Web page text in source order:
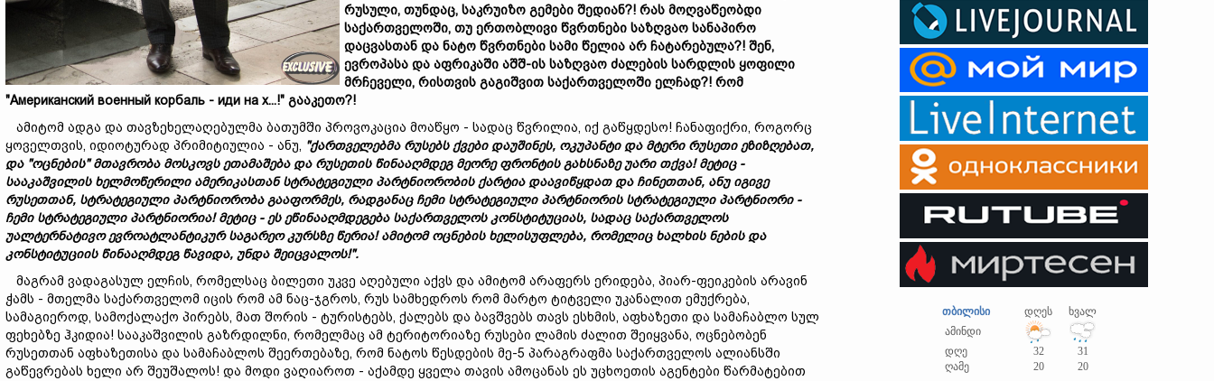
რუსული, თუნდაც, საკრუიზო გემები შედიან?! რას მოღვაწეობდი
საქართველოში, თუ ერთობლივი წვრთნები საზღვაო სანაპირო
დაცვასთან და ნატო წვრთნები სამი წელია არ ჩატარებულა?! შენ,
ევროპასა და აფრიკაში აშშ-ის საზღვაო ძალების სარდლის ყოფილი
მრჩეველი, რისთვის გაგიშვით საქართველოში ელჩად?! რომ
"Американский военный корбаль - иди на х...!" გააკეთო?!
ამიტომ ადგა და თავზეხელაღებულმა ბათუმში პროვოკაცია მოაწყო - სადაც წვრილია, იქ გაწყდესო! ჩანაფიქრი, როგორც
ყოველთვის, იდიოტურად პრიმიტიულია - ანუ, "ქართველებმა რუსებს ქვები დაუშინეს, ოკუპანტი და მტერი რუსეთი ეზიზღებათ,
და "ოცნების"მთავრობა მოსკოვს ეთამაშება და რუსეთის წინააღმდეგ მეორეფრონტისგახსნაზეუარი თქვა!მეტიც -
სააკაშვილის ხელმოწერილი ამერიკასთანსტრატეგიული პარტნიორობის ქარტია დაავიწყდათ და ჩინეთთან, ანუ იგივე
რუსეთთან, სტრატეგიული პარტნიორობაგააფორმეს, რადგანაც ჩემი სტრატეგიული პარტნიორის სტრატეგიული პარტნიორი -
ჩემი სტრატეგიული პარტნიორია!მეტიც - ეს ეწინააღმდეგება საქართველოს კონსტიტუციას, სადაც საქართველოს
უალტერნატივოევროატლანტიკურსაგარეოკურსზეწერია!ამიტომოცნების ხელისუფლება, რომელიც ხალხის ნების და
კონსტიტუციის წინააღმდეგ წავიდა, უნდა შეიცვალოს!".
მაგრამ ვადაგასულ ელჩის, რომელსაც ბილეთი უკვე აღებული აქვს და ამიტომ არაფერს ერიდება, პიარ-ფეიკების არავინ
ჭამს - მთელმა საქართველომ იცის რომ ამ ნაც-ჯგროს, რუს სამხედროს რომ მარტო ტიტველი უკანალით ემუქრება,
სამაგიეროდ, სამოქალაქო პირებს, მათ შორის - ტურისტებს, ქალებს და ბავშვებს თავს ესხმის, აფხაზეთი და სამაჩაბლო სულ
ფეხებზე ჰკიდია! სააკაშვილის გაზრდილნი, რომელმაც ამ ტერიტორიაზე რუსები ლამის ძალით შეიყვანა, ოცნებობენ
რუსეთთან აფხაზეთისა და სამაჩაბლოს შეერთებაზე, რომ ნატოს წესდების მე-5 პარაგრაფმა საქართველოს ალიანსში
გაწევრებას ხელი არ შეუშალოს! და მოდი ვაღიაროთ - აქამდე ყველა თავის ამოცანას ეს უცხოეთის აგენტები წარმატებით
თბილისი დღეს
ხვალ
ამინდი
დღე
32
31
ღამე
20 20